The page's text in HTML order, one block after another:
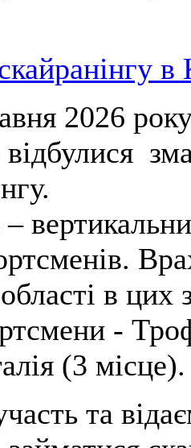
в
2026
відбулися
в
-
(3 місце).
та